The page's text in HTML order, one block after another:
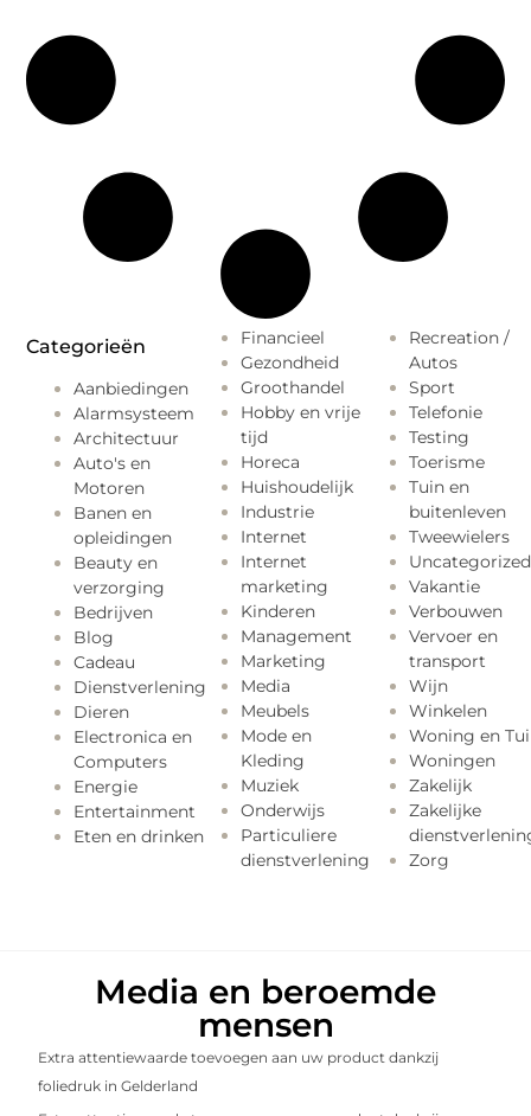
Categorieën
Aanbiedingen
Alarmsysteem
Architectuur
Auto's en
Motoren
Banen en
opleidingen
Beauty en
verzorging
Bedrijven
Blog
Cadeau
Dienstverlening
Dieren
Electronica en
Computers
Energie
Entertainment
Eten en drinken
Financieel
Gezondheid
Groothandel
Hobby en vrije
tijd
Horeca
Huishoudelijk
Industrie
Internet
Internet
marketing
Kinderen
Management
Marketing
Media
Meubels
Mode en
Kleding
Muziek
Onderwijs
Particuliere
dienstverlening
Recreation /
Autos
Sport
Telefonie
Testing
Toerisme
Tuin en
buitenleven
Tweewielers
Uncategorized
Vakantie
Verbouwen
Vervoer en
transport
Wijn
Winkelen
Woning en
Woningen
Zakelijk
Zakelijke
Zorg
Media en beroemde
mensen
Extra attentiewaarde toevoegen aan uw product dankzij
foliedruk in Gelderland